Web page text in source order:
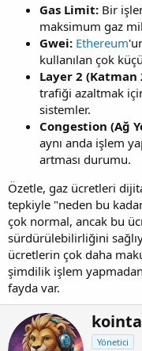
Gas Limit: Bir
maksimum gaz
Gwei: Ethereum
kullanılan çok
Layer 2 (Katman
trafiği azaltmak
sistemler.
Congestion (Ağ
aynı anda işlem
artması durumu.
Özetle, gaz ücretleri
tepkiyle "neden bu
çok normal, ancak bu
sürdürülebilirliğini
ücretlerin çok daha
şimdilik işlem
fayda var.
Y
a
zYönetici